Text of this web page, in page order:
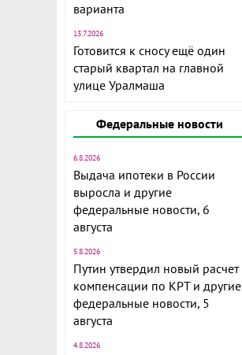
варианта
13.7.2026
Готовится к сносу ещё один
старый квартал на главной
улице Уралмаша
Федеральные новости
6.8.2026
Выдача ипотеки в России
выросла и другие
федеральные новости, 6
августа
5.8.2026
Путин утвердил новый расчет
компенсации по КРТ и другие
федеральные новости, 5
августа
4.8.2026